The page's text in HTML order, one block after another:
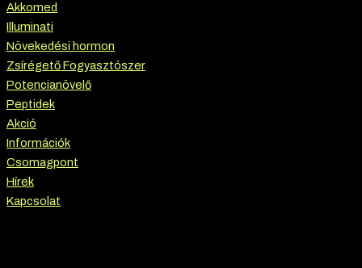
Akkomed
Illuminati
Növekedési hormon
Zsírégető Fogyasztószer
Potencianövelő
Peptidek
Akció
Információk
Csomagpont
Hírek
Kapcsolat